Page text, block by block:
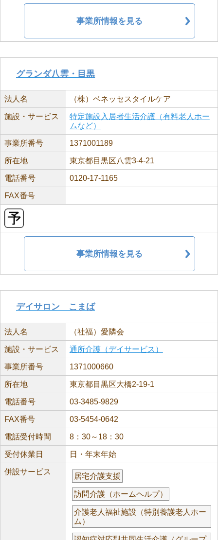
事業所情報を見る
グランダ八雲・目黒
法人名 （株）ベネッセスタイルケア
施設・サービス
特定施設入居者生活介護（有料老人ホー
ムなど）
事業所番号 1371001189
所在地 東京都目黒区八雲3-4-21
電話番号 0120-17-1165
FAX番号
事業所情報を見る
デイサロン こまば
法人名 （社福）愛隣会
施設・サービス 通所介護（デイサービス）
事業所番号 1371000660
所在地 東京都目黒区大橋2-19-1
電話番号 03-3485-9829
FAX番号 03-5454-0642
電話受付時間 8：30～18：30
受付休業日 日・年末年始
併設サービス
居宅介護支援
訪問介護（ホームヘルプ）
介護老人福祉施設（特別養護老人ホー
ム）